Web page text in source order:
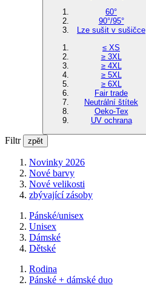
60°
90°/95°
Lze sušit v sušičce
≤ XS
≥ 3XL
≥ 4XL
≥ 5XL
≥ 6XL
Fair trade
Neutrální štítek
Oeko-Tex
UV ochrana
Filtr zpět
Novinky 2026
Nové barvy
Nové velikosti
zbývající zásoby
Pánské/unisex
Unisex
Dámské
Dětské
Rodina
Pánské + dámské duo